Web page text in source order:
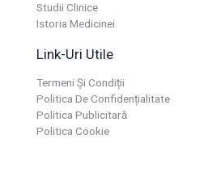
Studii Clinice
Istoria Medicinei
Link-Uri Utile
Termeni Și Condiții
Politica De Confidențialitate
Politica Publicitară
Politica Cookie